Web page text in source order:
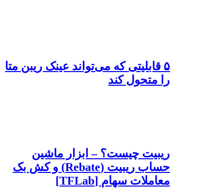
۵ قابلیتی که می‌تواند عینک ریبن متا
را متحول کند
ریبیت چیست؟ – ابزار ماشین
حساب ریبیت (Rebate) و کش بک
معاملات سهام [TFLab]